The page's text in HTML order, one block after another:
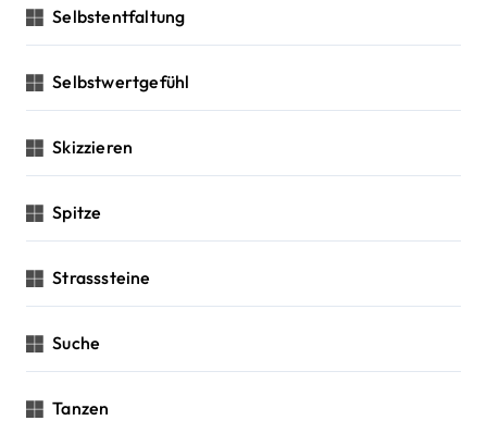
Selbstentfaltung
Selbstwertgefühl
Skizzieren
Spitze
Strasssteine
Suche
Tanzen